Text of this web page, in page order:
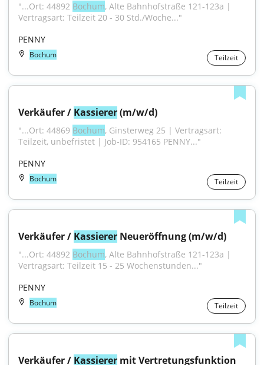
"...Ort: 44892 Bochum, Alte Bahnhofstraße 121-123a |
Vertragsart: Teilzeit 20 - 30 Std./Woche..."
PENNY
Bochum Teilzeit
Verkäufer / Kassierer (m/w/d)
"...Ort: 44869 Bochum, Ginsterweg 25 | Vertragsart:
Teilzeit, unbefristet | Job-ID: 954165 PENNY..."
PENNY
Bochum Teilzeit
Verkäufer / Kassierer Neueröffnung (m/w/d)
"...Ort: 44892 Bochum, Alte Bahnhofstraße 121-123a |
Vertragsart: Teilzeit 15 - 25 Wochenstunden..."
PENNY
Bochum Teilzeit
Verkäufer / Kassierer mit Vertretungsfunktion